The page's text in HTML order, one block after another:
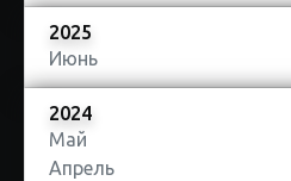
2025
Июнь
2024
Май
Апрель